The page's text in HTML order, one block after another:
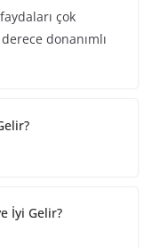
çok
donanımlı
İyi Gelir?